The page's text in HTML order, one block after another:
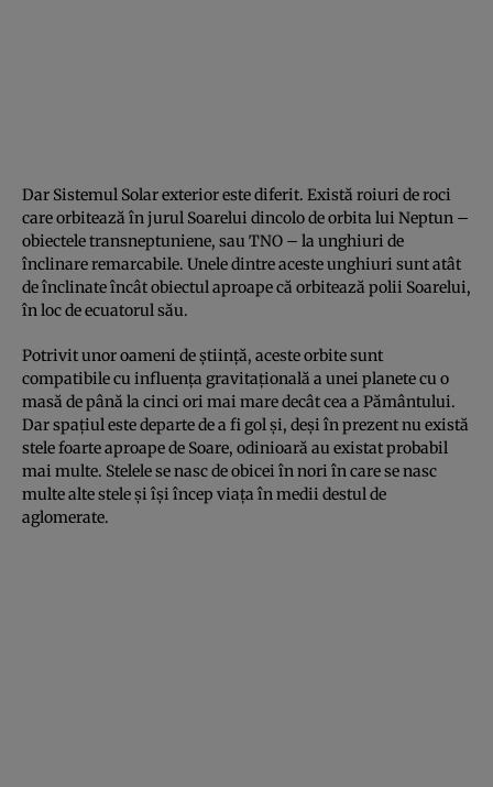
Dar Sistemul Solar exterior este diferit. Există roiuri de roci
care orbitează în jurul Soarelui dincolo de orbita lui Neptun –
obiectele transneptuniene, sau TNO – la unghiuri de
înclinare remarcabile. Unele dintre aceste unghiuri sunt atât
de înclinate încât obiectul aproape că orbitează polii Soarelui,
în loc de ecuatorul său.
Potrivit unor oameni de știință, aceste orbite sunt
compatibile cu influența gravitațională a unei planete cu o
masă de până la cinci ori mai mare decât cea a Pământului.
Dar spațiul este departe de a fi gol și, deși în prezent nu există
stele foarte aproape de Soare, odinioară au existat probabil
mai multe. Stelele se nasc de obicei în nori în care se nasc
multe alte stele și își încep viața în medii destul de
aglomerate.